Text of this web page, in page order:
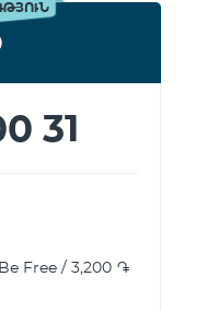
31
Free / 3,200 ֏